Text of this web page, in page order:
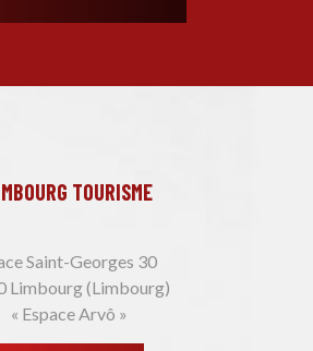
TOURISME
Saint-Georges 30
Limbourg (Limbourg)
« Espace Arvô »